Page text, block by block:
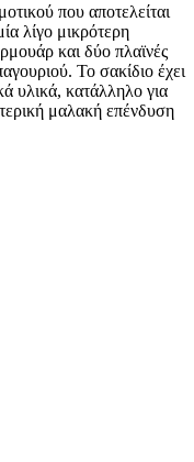
που αποτελείται
λίγο μικρότερη
και δύο πλαϊνές
Το σακίδιο έχει
υλικά, κατάλληλο για
μαλακή επένδυση